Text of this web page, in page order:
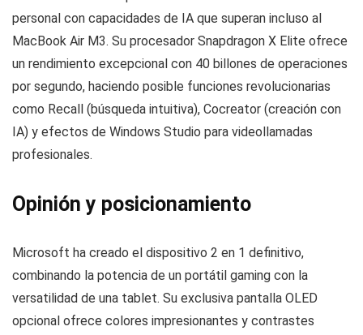
personal con capacidades de IA que superan incluso al
MacBook Air M3. Su procesador Snapdragon X Elite ofrece
un rendimiento excepcional con 40 billones de operaciones
por segundo, haciendo posible funciones revolucionarias
como Recall (búsqueda intuitiva), Cocreator (creación con
IA) y efectos de Windows Studio para videollamadas
profesionales.
Opinión y posicionamiento
Microsoft ha creado el dispositivo 2 en 1 definitivo,
combinando la potencia de un portátil gaming con la
versatilidad de una tablet. Su exclusiva pantalla OLED
opcional ofrece colores impresionantes y contrastes